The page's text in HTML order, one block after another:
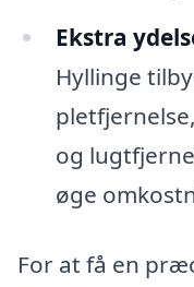
Ekstra
Hyllinge
og
øge
For at få en